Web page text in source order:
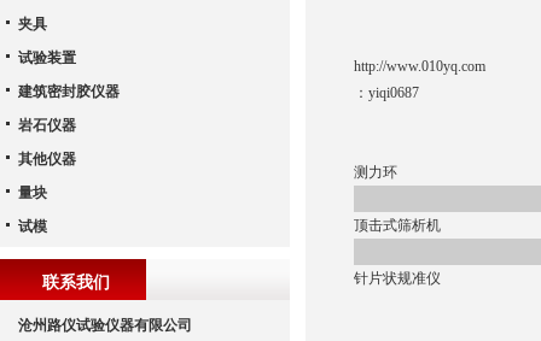
http://www.010yq.com
： yiqi0687
测力环
顶击式筛析机
针片状规准仪
夹具
试验装置
建筑密封胶仪器
岩石仪器
其他仪器
量块
试模
联系我们
沧州路仪试验仪器有限公司